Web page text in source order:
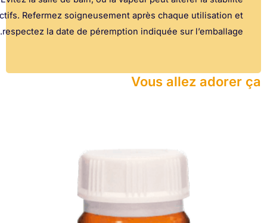
des actifs. Refermez soigneusement après chaque
respectez la date de péremption indiquée sur
Vous allez